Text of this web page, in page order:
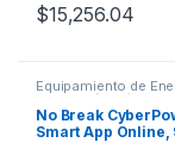
$15,256.04
Equipamiento de
Protección Eléctrica
No Break
Smart App Online,